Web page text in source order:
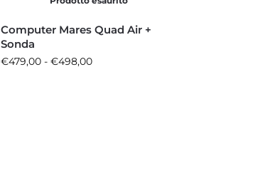
Computer Mares Quad Air +
Sonda
€479,00 - €498,00